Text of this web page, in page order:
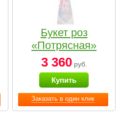
Заказать в один клик
Букет роз
«Потрясная»
3 360руб.
Купить